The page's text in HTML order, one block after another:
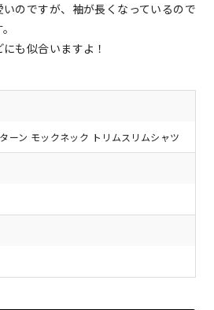
のですが、袖が長くなっているので
も似合いますよ！
ーン モックネック トリムスリムシャツ